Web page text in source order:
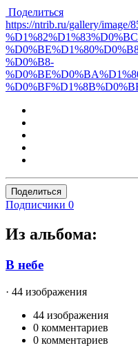
Поделиться
https://ntrib.ru/gallery/image/
%D0%B8-
Поделиться
Подписчики 0
Из альбома:
В небе
· 44 изображения
44 изображения
0 комментариев
0 комментариев